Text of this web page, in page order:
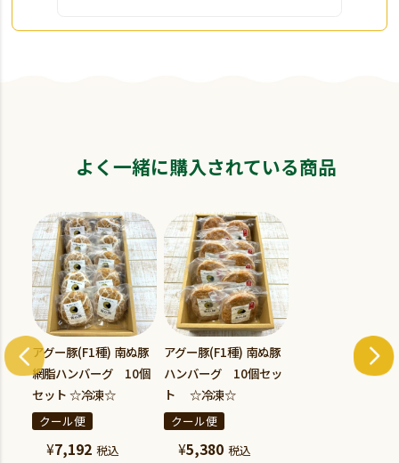
よく一緒に購入されている商品
アグー豚(F1種) 南ぬ豚
網脂ハンバーグ 10個
セット ☆冷凍☆
クール便
¥7,192 税込
アグー豚(F1種) 南ぬ豚
ハンバーグ 10個セッ
ト ☆冷凍☆
クール便
¥5,380 税込